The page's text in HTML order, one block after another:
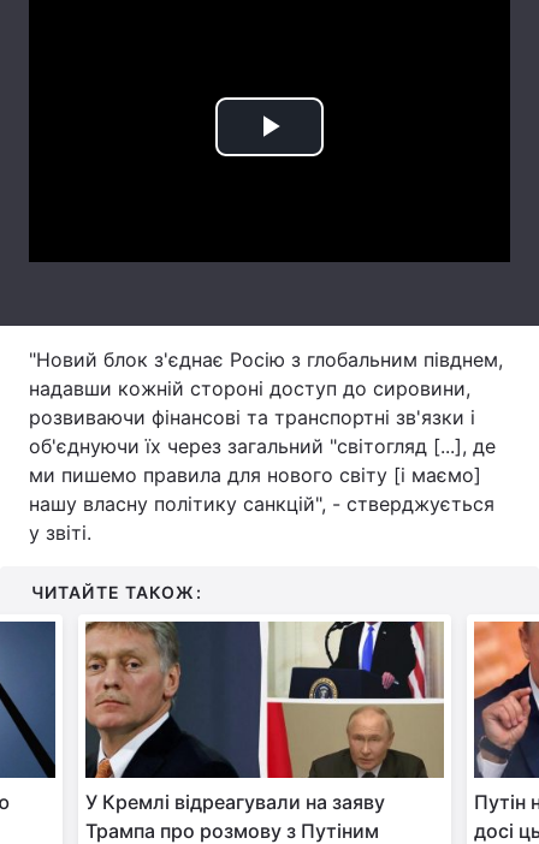
Play
"Новий блок з'єднає Росію з глобальним півднем,
надавши кожній стороні доступ до сировини,
розвиваючи фінансові та транспортні зв'язки і
об'єднуючи їх через загальний "світогляд [...], де
ми пишемо правила для нового світу [і маємо]
нашу власну політику санкцій", - стверджується
у звіті.
ЧИТАЙТЕ ТАКОЖ:
У Кремлі відреагували на заяву
Трампа про розмову з Путіним
Путін
досі